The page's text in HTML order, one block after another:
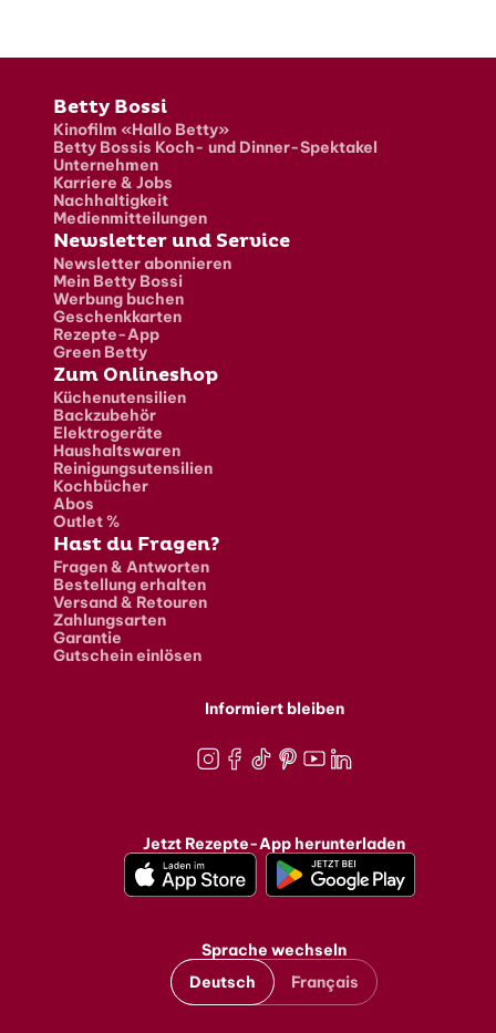
Fusszeile
Betty Bossi
Kinofilm «Hallo Betty»
Betty Bossis Koch- und Dinner-Spektakel
Unternehmen
Karriere & Jobs
Nachhaltigkeit
Medienmitteilungen
Newsletter und Service
Newsletter abonnieren
Mein Betty Bossi
Werbung buchen
Geschenkkarten
Rezepte-App
Green Betty
Zum Onlineshop
Küchenutensilien
Backzubehör
Elektrogeräte
Haushaltswaren
Reinigungsutensilien
Kochbücher
Abos
Outlet %
Hast du Fragen?
Fragen & Antworten
Bestellung erhalten
Versand & Retouren
Zahlungsarten
Garantie
Gutschein einlösen
Informiert bleiben
Jetzt Rezepte-App herunterladen
Sprache wechseln
Deutsch
Français